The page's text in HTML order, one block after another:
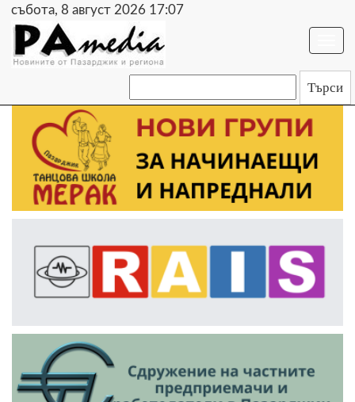
събота, 8 август 2026 17:07